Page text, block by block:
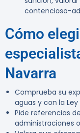
contencioso-
Cómo
Navarra
Comprueba su
aguas y con la Ley
Pide referencias
administraciones